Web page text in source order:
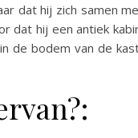
dat hij zich samen
dat hij een antiek
de bodem van de